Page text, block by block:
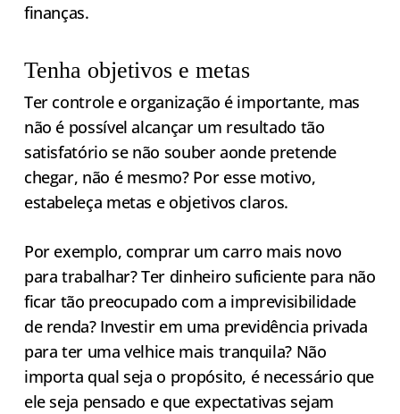
finanças.
Tenha objetivos e metas
Ter controle e organização é importante, mas
não é possível alcançar um resultado tão
satisfatório se não souber aonde pretende
chegar, não é mesmo? Por esse motivo,
estabeleça metas e objetivos claros.
Por exemplo, comprar um carro mais novo
para trabalhar? Ter dinheiro suficiente para não
ficar tão preocupado com a imprevisibilidade
de renda? Investir em uma previdência privada
para ter uma velhice mais tranquila? Não
importa qual seja o propósito, é necessário que
ele seja pensado e que expectativas sejam